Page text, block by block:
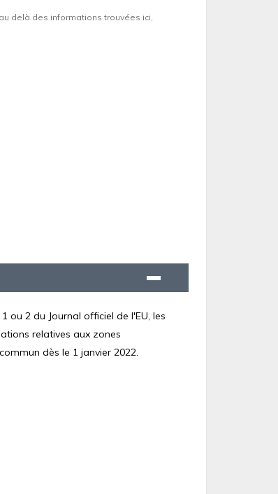
delà des informations trouvées ici,
2 du Journal officiel de l'EU, les
relatives aux zones
dès le 1 janvier 2022.